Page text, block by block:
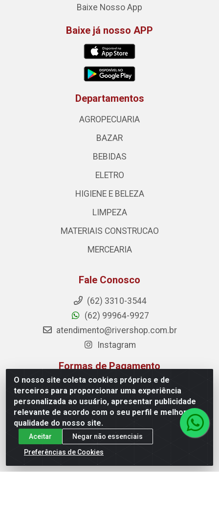
O nosso site coleta cookies próprios e de
terceiros para proporcionar uma experiência
personalizada ao usuário, apresentar publicidade
relevante de acordo com o seu perfil e melhorar a
qualidade do nosso site.
Aceitar
Negar não essenciais
Preferências de Cookies
Baixe Nosso App
Baixe já nosso APP
Departamentos
AGROPECUARIA
BAZAR
BEBIDAS
ELETRO
HIGIENE E BELEZA
LIMPEZA
MATERIAIS CONSTRUCAO
MERCEARIA
Fale Conosco
(62) 3310-3544
(62) 99964-9927
atendimento@rivershop.com.br
Instagram
Formas de Pagamento
Site Seguro